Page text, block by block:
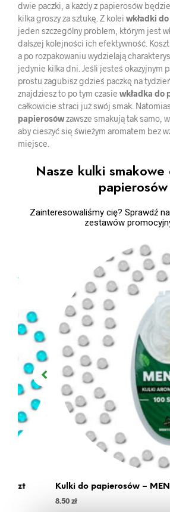
dwie paczki, a każdy z papierosów
kilka groszy za sztukę. Z kolei wkładki
jeden szczególny problem, którym jest
dalszej kolejności ich efektywność.
a po rozpakowaniu wydzielają
jedynie kilka dni. Jeśli jesteś okazyjnym
prostu zagubisz gdzieś paczkę na
znajdziesz to po tym czasie wkładka do
całkowicie straci już swój smak.
papierosówzawsze smakują tak samo,
aby cieszyć się świeżym aromatem bez
miejsce.
Nasze kulki
papierosów
Zainteresowaliśmy cię? Sprawdź
zestawów
Kulki do papierosów – MENTOL –